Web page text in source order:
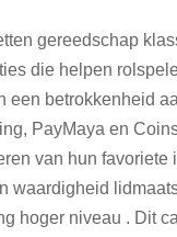
gereedschap
die helpen
betrokkenheid
PayMaya en
van hun
waardigheid
hoger niveau . Dit